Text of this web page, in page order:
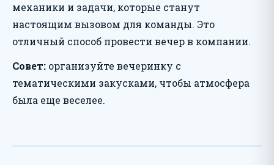
механики и задачи, которые станут
настоящим вызовом для команды. Это
отличный способ провести вечер в компании.
Совет: организуйте вечеринку с
тематическими закусками, чтобы атмосфера
была еще веселее.